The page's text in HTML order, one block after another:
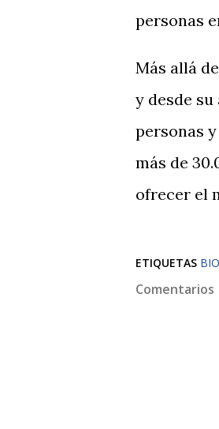
personas
Más allá
y desde
personas
más de
ofrecer el
ETIQUETAS
Comentarios